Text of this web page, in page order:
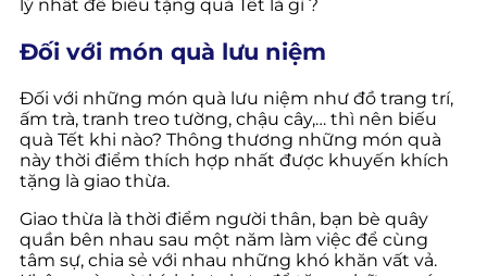
lý nhất để biếu tặng quà Tết là gì ?
Đối với món quà lưu niệm
Đối với những món quà lưu niệm như đồ trang trí,
ấm trà, tranh treo tường, chậu cây,… thì nên biếu
quà Tết khi nào? Thông thương những món quà
này thời điểm thích hợp nhất được khuyến khích
tặng là giao thừa.
Giao thừa là thời điểm người thân, bạn bè quây
quần bên nhau sau một năm làm việc để cùng
tâm sự, chia sẻ với nhau những khó khăn vất vả.